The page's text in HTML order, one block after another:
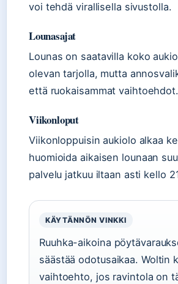
voi tehdä virallisella sivustolla.
Lounasajat
Lounas on saatavilla koko
olevan tarjolla, mutta
että ruokaisammat vaihtoehdot.
Viikonloput
Viikonloppuisin aukiolo alkaa
huomioida aikaisen lounaan
palvelu jatkuu iltaan asti kello
KÄYTÄNNÖN VINKKI
Ruuhka-aikoina
säästää odotusaikaa. Woltin
vaihtoehto, jos ravintola on